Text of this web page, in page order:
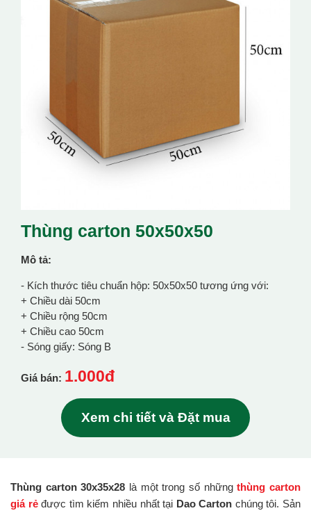
Thùng carton 50x50x50
Mô tả:
- Kích thước tiêu chuẩn hộp: 50x50x50 tương ứng với:
+ Chiều dài 50cm
+ Chiều rộng 50cm
+ Chiều cao 50cm
- Sóng giấy: Sóng B
Giá bán: 1.000đ
Xem chi tiết và Đặt mua
Thùng carton 30x35x28 là một trong số nhữngthùng carton
giá rẻđược tìm kiếm nhiều nhất tại Dao Carton chúng tôi. Sản